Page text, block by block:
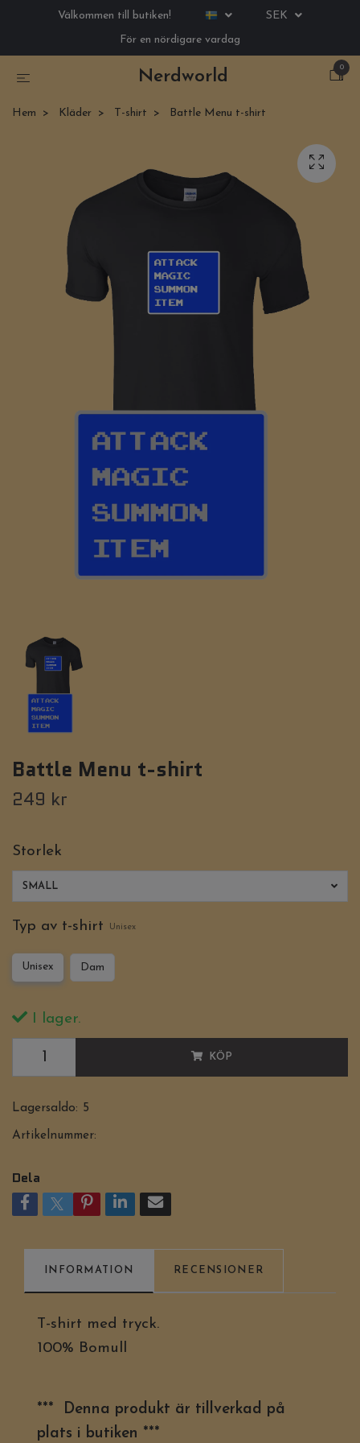
Välkommen till butiken!
SEK
För en nördigare vardag
Nerdworld
0
Hem Kläder T-shirt Battle Menu t-shirt
Battle Menu t-shirt
249 kr
Storlek
SMALL
Typ av t-shirt Unisex
Unisex Dam
I lager.
KÖP
Lagersaldo: 5
Artikelnummer:
Dela
INFORMATION RECENSIONER
T-shirt med tryck.
100% Bomull
*** Denna produkt är tillverkad på
plats i butiken ***